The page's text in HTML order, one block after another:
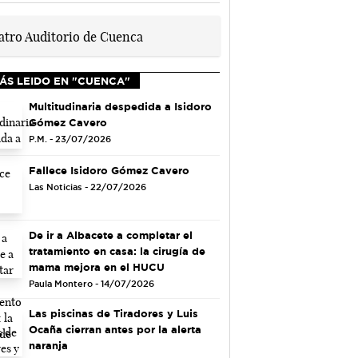
LEIDO EN "CUENCA"
Multitudinaria despedida a Isidoro
Gómez Cavero
P.M. - 23/07/2026
Fallece Isidoro Gómez Cavero
Las Noticias - 22/07/2026
De ir a Albacete a completar el
tratamiento en casa: la cirugía de
mama mejora en el HUCU
Paula Montero - 14/07/2026
Las piscinas de Tiradores y Luis
Ocaña cierran antes por la alerta
naranja